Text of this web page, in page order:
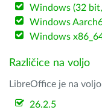
Windows (32
Windows
Windows
Različice na voljo
LibreOffice je na
26.2.5